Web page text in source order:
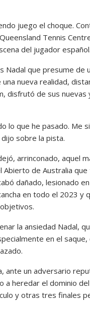
juego el choque.
Tennis
del jugador español.
que presume de
nueva realidad,
disfrutó de sus
lo que he pasado. Me
sobre la pista.
arrinconado, aquel
de Australia
dañado, lesionado
en todo el 2023 y
la ansiedad Nadal,
en el
ante un adversario
heredar el dominio del
y otras tres finales